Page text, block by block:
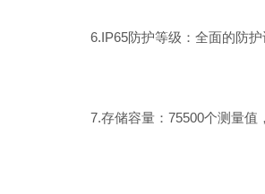
6.IP65防护等级：全面的防护
7.存储容量：75500个测量值，